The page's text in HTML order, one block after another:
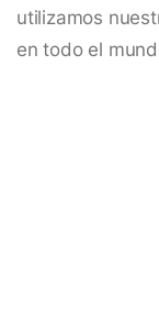
utilizamos
en todo el